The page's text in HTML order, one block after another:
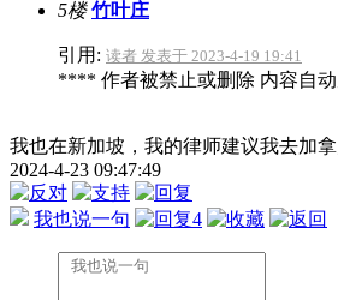
5楼 竹叶庄
引用: 读者 发表于 2023-4-19 19:41
**** 作者被禁止或删除 内容自
我也在新加坡，我的律师建议我去加
2024-4-23 09:47:49
我也说一句 4